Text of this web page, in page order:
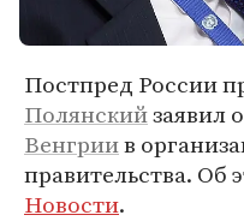
Постпред России
Полянскийзаявил
Венгриив
правительства. Об
Новости.